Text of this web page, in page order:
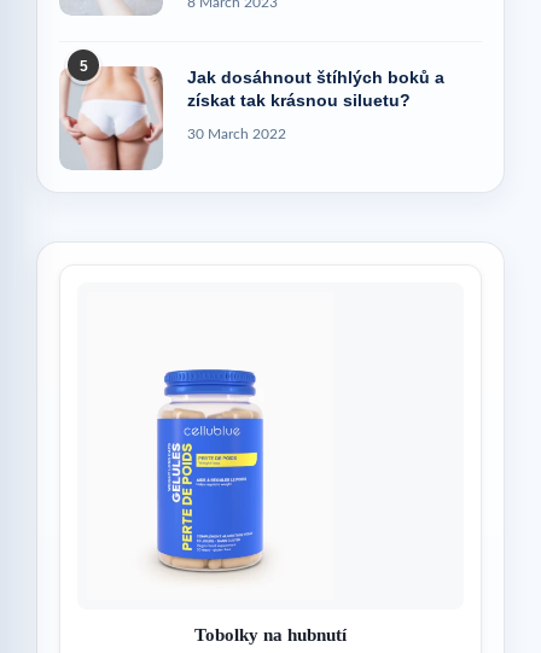
5
Jak dosáhnout štíhlých boků a
získat tak krásnou siluetu?
30 March 2022
Tobolky na hubnutí